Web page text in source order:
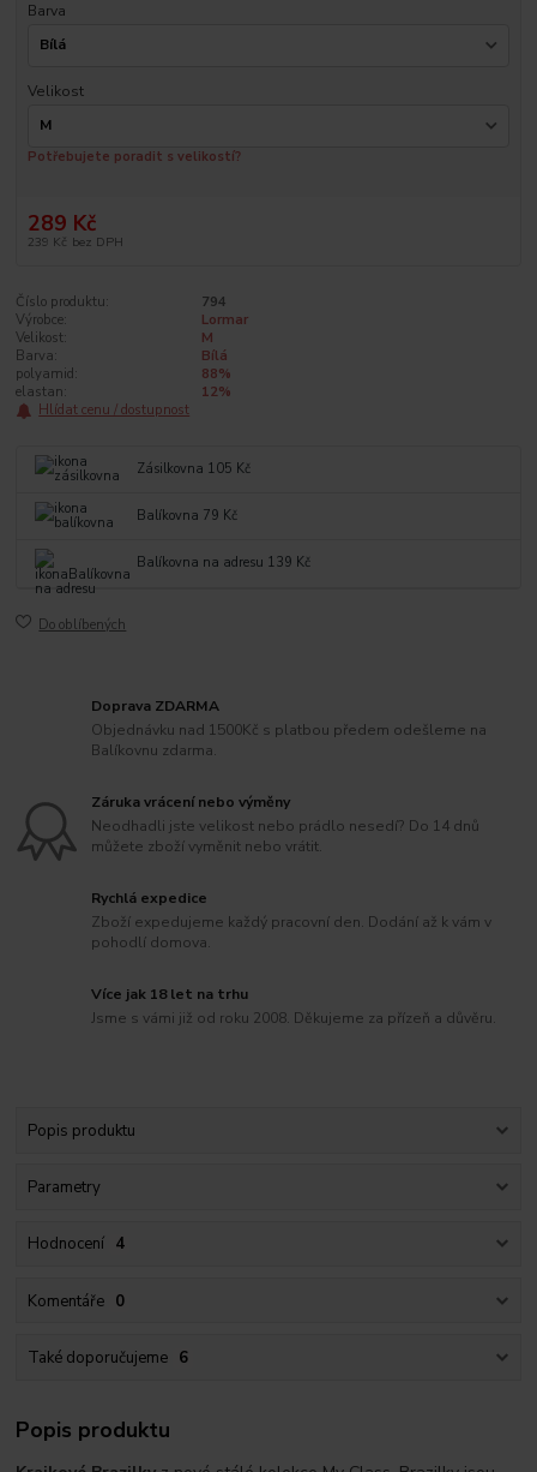
Barva
Velikost
Potřebujete poradit s velikostí?
289 Kč
239 Kč bez DPH
Číslo produktu:
794
Výrobce:
Lormar
Velikost:
M
Barva:
Bílá
polyamid:
88%
elastan:
12%
Hlídat cenu / dostupnost
Zásilkovna 105 Kč
Balíkovna 79 Kč
Balíkovna na adresu 139 Kč
Do oblíbených
Doprava ZDARMA
Objednávku nad 1500Kč s platbou předem odešleme na
Balíkovnu zdarma.
Záruka vrácení nebo výměny
Neodhadli jste velikost nebo prádlo nesedí? Do 14 dnů
můžete zboží vyměnit nebo vrátit.
Rychlá expedice
Zboží expedujeme každý pracovní den. Dodání až k vám v
pohodlí domova.
Více jak 18 let na trhu
Jsme s vámi již od roku 2008. Děkujeme za přízeň a důvěru.
Popis produktu
Parametry
Hodnocení 4
Komentáře 0
Také doporučujeme 6
Popis produktu